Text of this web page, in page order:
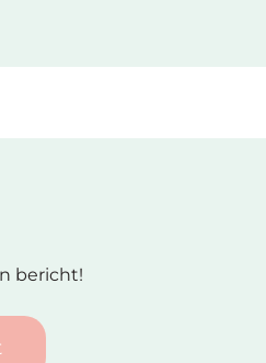
bericht!